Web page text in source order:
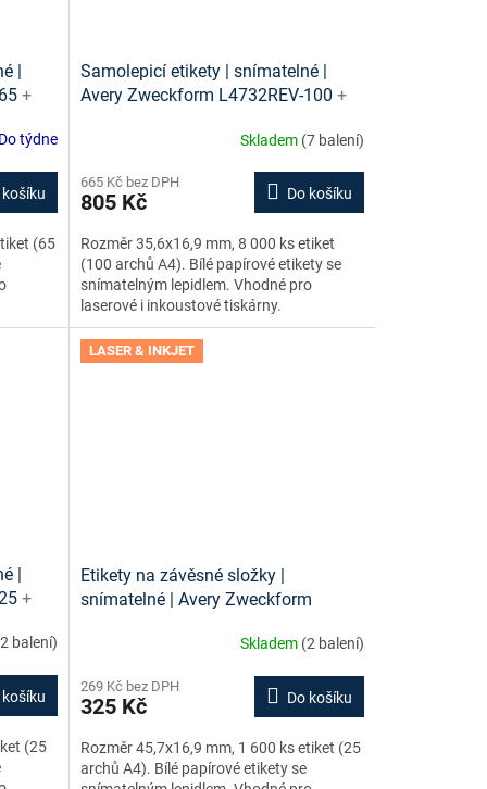
|
+
týdne
košíku
(65
Samolepicí etikety | snímatelné |
Avery Zweckform L4732REV-100 +
Skladem (7 balení)
665 Kč bez DPH
805 Kč Do košíku
Rozměr 35,6x16,9 mm, 8 000 ks etiket
(100 archů A4). Bílé papírové etikety se
snímatelným lepidlem. Vhodné pro
laserové i inkoustové tiskárny.
|
+
balení)
košíku
(25
LASER & INKJET
Etikety na závěsné složky |
snímatelné | Avery Zweckform
šablony ke stažení zdarma
Skladem (2 balení)
269 Kč bez DPH
325 Kč Do košíku
Rozměr 45,7x16,9 mm, 1 600 ks etiket (25
archů A4). Bílé papírové etikety se